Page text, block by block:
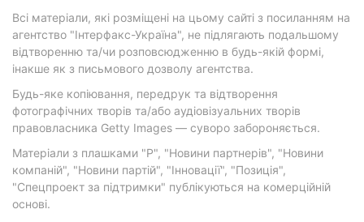
Всі матеріали, які розміщені на цьому сайті з посиланням на
агентство "Інтерфакс-Україна", не підлягають подальшому
відтворенню та/чи розповсюдженню в будь-якій формі,
інакше як з письмового дозволу агентства.
Будь-яке копіювання, передрук та відтворення
фотографічних творів та/або аудіовізуальних творів
правовласника Getty Images — суворо забороняється.
Матеріали з плашками "Р", "Новини партнерів", "Новини
компаній", "Новини партій", "Інновації", "Позиція",
"Спецпроект за підтримки" публікуються на комерційній
основі.